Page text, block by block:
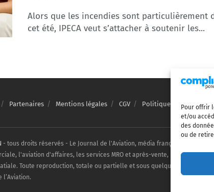
Pour offrir
et/ou
des
ou de
Alors que les incendies sont particulièrement
cet été, IPECA veut s’attacher à soutenir les...
Partenaires Mentions légales CGV Politique de
- tous droits réservés - Le Journal de l'Aviation, média français de
l'aviation d'affaires, les services MRO et après-vente, le financement
Toute reproduction, totale ou partielle et sous quelque forme ou